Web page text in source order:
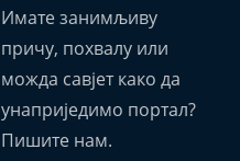
Имате занимљиву
причу, похвалу или
можда савјет како да
унаприједимо портал?
Пишите нам.